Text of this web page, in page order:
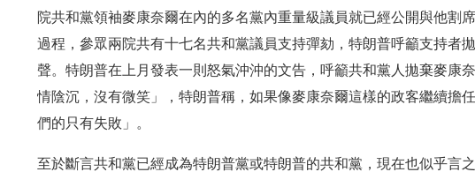
院共和黨領袖麥康奈爾在內的多名黨內重量級議員就已經公開與他割
過程，參眾兩院共有十七名共和黨議員支持彈劾，特朗普呼籲支持者
聲。特朗普在上月發表一則怒氣沖沖的文告，呼籲共和黨人拋棄麥康
情陰沉，沒有微笑」，特朗普稱，如果像麥康奈爾這樣的政客繼續擔
們的只有失敗」。
至於斷言共和黨已經成為特朗普黨或特朗普的共和黨，現在也似乎言